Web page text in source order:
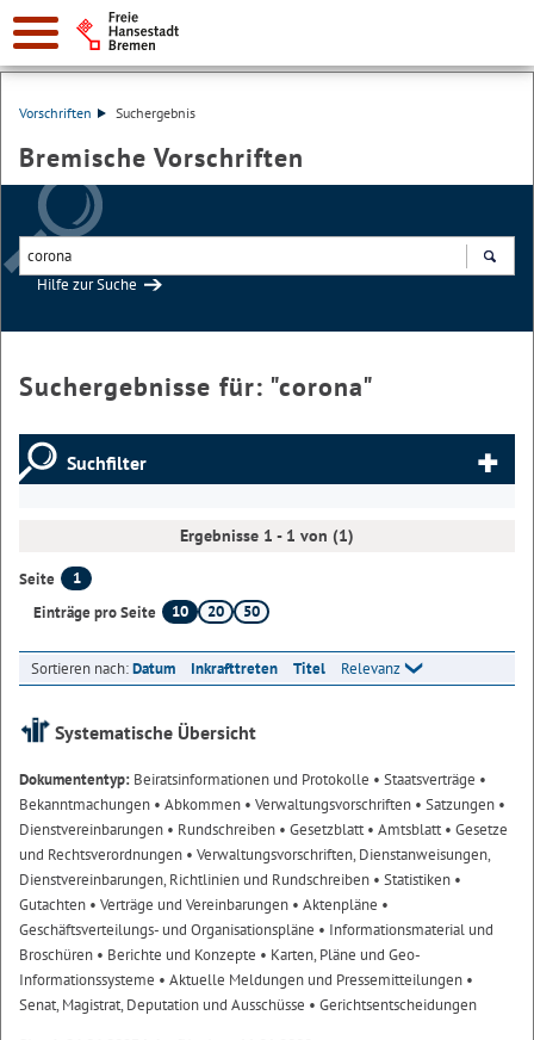
Vorschriften Suchergebnis
Bremische Vorschriften
Hilfe zur Suche
Suchergebnisse für: "corona"
Suchfilter
Ergebnisse 1 - 1 von (1)
Seite
1
Einträge pro Seite
10 20 50
Sortieren nach:Datum Inkrafttreten Titel Relevanz
Systematische Übersicht
Dokumententyp: Beiratsinformationen und Protokolle • Staatsverträge •
Bekanntmachungen • Abkommen • Verwaltungsvorschriften • Satzungen •
Dienstvereinbarungen • Rundschreiben • Gesetzblatt• Amtsblatt• Gesetze
und Rechtsverordnungen • Verwaltungsvorschriften, Dienstanweisungen,
Dienstvereinbarungen, Richtlinien und Rundschreiben • Statistiken •
Gutachten • Verträge und Vereinbarungen • Aktenpläne •
Geschäftsverteilungs- und Organisationspläne • Informationsmaterial und
Broschüren • Berichte und Konzepte • Karten, Pläne und Geo-
Informationssysteme • Aktuelle Meldungen und Pressemitteilungen •
Senat, Magistrat, Deputation und Ausschüsse • Gerichtsentscheidungen